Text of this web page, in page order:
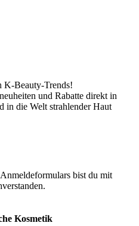
K-Beauty-Trends!
und Rabatte direkt in
in die Welt strahlender Haut
bist du mit
Kosmetik